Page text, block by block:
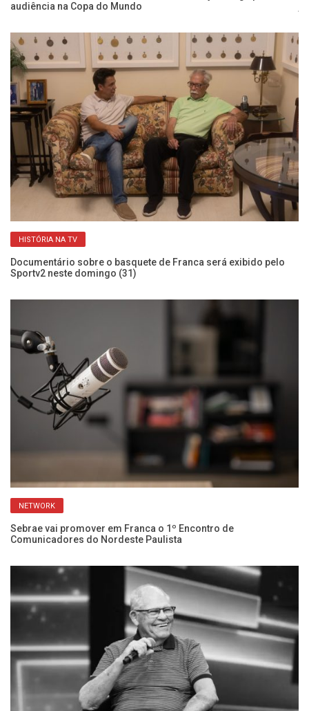
audiência na Copa do Mundo
HISTÓRIA NA TV
Documentário sobre o basquete de Franca será exibido pelo
Sportv2 neste domingo (31)
NETWORK
Sebrae vai promover em Franca o 1º Encontro de
Comunicadores do Nordeste Paulista